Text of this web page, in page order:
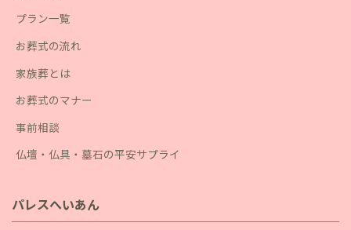
プラン一覧
お葬式の流れ
家族葬とは
お葬式のマナー
事前相談
仏壇・仏具・墓石の平安サプライ
パレスへいあん